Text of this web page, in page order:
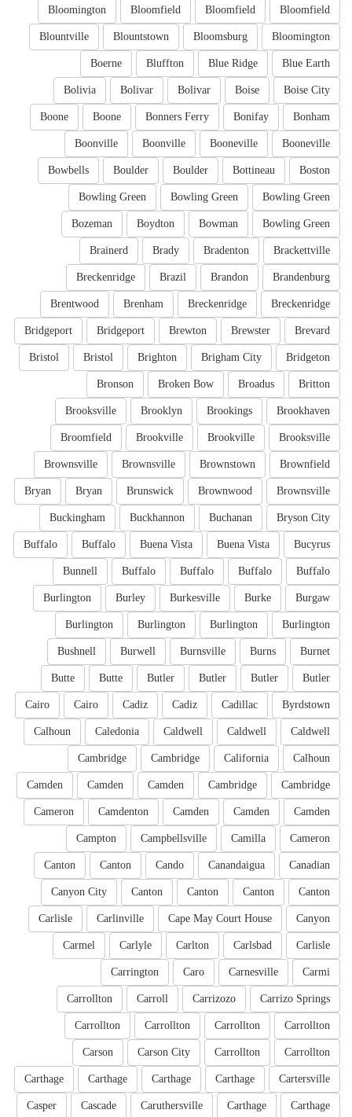
Bloomfield
Bloomfield
Bloomfield
Bloomington
Bloomington
Bloomsburg
Blountstown
Blountville
Blue Earth
Blue Ridge
Bluffton
Boerne
Boise City
Boise
Bolivar
Bolivar
Bolivia
Bonham
Bonifay
Bonners Ferry
Boone
Boone
Booneville
Booneville
Boonville
Boonville
Boston
Bottineau
Boulder
Boulder
Bowbells
Bowling Green
Bowling Green
Bowling Green
Bowling Green
Bowman
Boydton
Bozeman
Brackettville
Bradenton
Brady
Brainerd
Brandenburg
Brandon
Brazil
Breckenridge
Breckenridge
Breckenridge
Brenham
Brentwood
Brevard
Brewster
Brewton
Bridgeport
Bridgeport
Bridgeton
Brigham City
Brighton
Bristol
Bristol
Britton
Broadus
Broken Bow
Bronson
Brookhaven
Brookings
Brooklyn
Brooksville
Brooksville
Brookville
Brookville
Broomfield
Brownfield
Brownstown
Brownsville
Brownsville
Brownsville
Brownwood
Brunswick
Bryan
Bryan
Bryson City
Buchanan
Buckhannon
Buckingham
Bucyrus
Buena Vista
Buena Vista
Buffalo
Buffalo
Buffalo
Buffalo
Buffalo
Buffalo
Bunnell
Burgaw
Burke
Burkesville
Burley
Burlington
Burlington
Burlington
Burlington
Burlington
Burnet
Burns
Burnsville
Burwell
Bushnell
Butler
Butler
Butler
Butler
Butte
Butte
Byrdstown
Cadillac
Cadiz
Cadiz
Cairo
Cairo
Caldwell
Caldwell
Caldwell
Caledonia
Calhoun
Calhoun
California
Cambridge
Cambridge
Cambridge
Cambridge
Camden
Camden
Camden
Camden
Camden
Camden
Camdenton
Cameron
Cameron
Camilla
Campbellsville
Campton
Canadian
Canandaigua
Cando
Canton
Canton
Canton
Canton
Canton
Canton
Canyon City
Canyon
Cape May Court House
Carlinville
Carlisle
Carlisle
Carlsbad
Carlton
Carlyle
Carmel
Carmi
Carnesville
Caro
Carrington
Carrizo Springs
Carrizozo
Carroll
Carrollton
Carrollton
Carrollton
Carrollton
Carrollton
Carrollton
Carrollton
Carson City
Carson
Cartersville
Carthage
Carthage
Carthage
Carthage
Carthage
Carthage
Caruthersville
Cascade
Casper